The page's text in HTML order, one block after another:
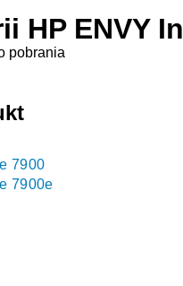
HP ENVY
pobrania
7900
7900e